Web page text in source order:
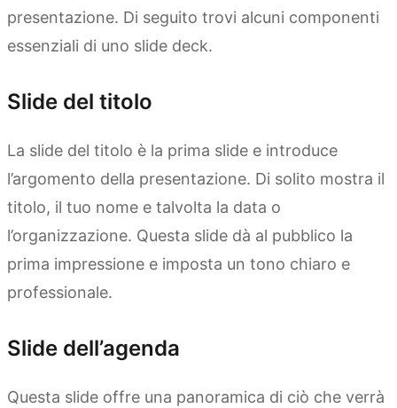
presentazione. Di seguito trovi alcuni componenti
essenziali di uno slide deck.
Slide del titolo
La slide del titolo è la prima slide e introduce
l’argomento della presentazione. Di solito mostra il
titolo, il tuo nome e talvolta la data o
l’organizzazione. Questa slide dà al pubblico la
prima impressione e imposta un tono chiaro e
professionale.
Slide dell’agenda
Questa slide offre una panoramica di ciò che verrà